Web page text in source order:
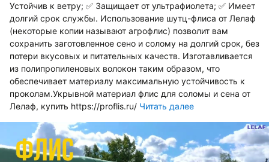
Устойчив к ветру; ✅ Защищает от ультрафиолета; ✅ Имеет
долгий срок службы. Использование шутц-флиса от Лелаф
(некоторые копии называют агрофлис) позволит вам
сохранить заготовленное сено и солому на долгий срок, без
потери вкусовых и питательных качеств. Изготавливается
из полипропиленовых волокон таким образом, что
обеспечивает материалу максимальную устойчивость к
проколам.Укрывной материал флис для соломы и сена от
Лелаф, купить https://proflis.ru/ Читать далее